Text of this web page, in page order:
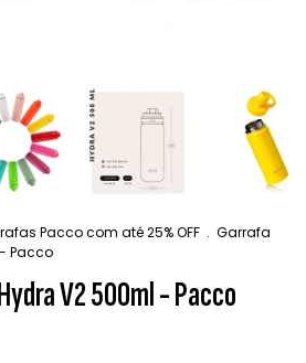
Pacco com até 25% OFF . Garrafa
Pacco
V2 500ml - Pacco